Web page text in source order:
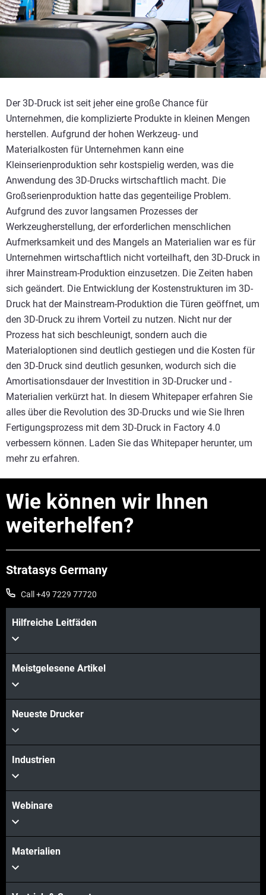
Der 3D-Druck ist seit jeher eine große Chance für
Unternehmen, die komplizierte Produkte in kleinen Mengen
herstellen. Aufgrund der hohen Werkzeug- und
Materialkosten für Unternehmen kann eine
Kleinserienproduktion sehr kostspielig werden, was die
Anwendung des 3D-Drucks wirtschaftlich macht. Die
Großserienproduktion hatte das gegenteilige Problem.
Aufgrund des zuvor langsamen Prozesses der
Werkzeugherstellung, der erforderlichen menschlichen
Aufmerksamkeit und des Mangels an Materialien war es für
Unternehmen wirtschaftlich nicht vorteilhaft, den 3D-Druck in
ihrer Mainstream-Produktion einzusetzen. Die Zeiten haben
sich geändert. Die Entwicklung der Kostenstrukturen im 3D-
Druck hat der Mainstream-Produktion die Türen geöffnet, um
den 3D-Druck zu ihrem Vorteil zu nutzen. Nicht nur der
Prozess hat sich beschleunigt, sondern auch die
Materialoptionen sind deutlich gestiegen und die Kosten für
den 3D-Druck sind deutlich gesunken, wodurch sich die
Amortisationsdauer der Investition in 3D-Drucker und -
Materialien verkürzt hat. In diesem Whitepaper erfahren Sie
alles über die Revolution des 3D-Drucks und wie Sie Ihren
Fertigungsprozess mit dem 3D-Druck in Factory 4.0
verbessern können. Laden Sie das Whitepaper herunter, um
mehr zu erfahren.
Wie können wir Ihnen
weiterhelfen?
Stratasys Germany
Call +49 7229 77720
Hilfreiche Leitfäden
Meistgelesene Artikel
Neueste Drucker
Industrien
Webinare
Materialien